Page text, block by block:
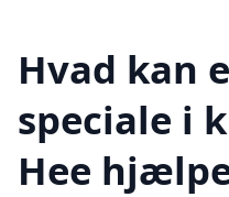
Hvad kan
speciale i
Hee